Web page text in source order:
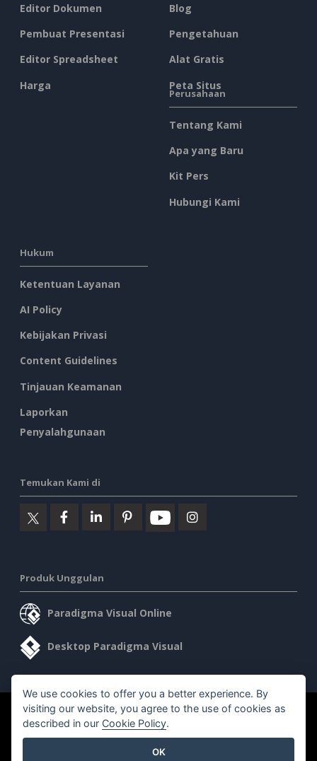
Editor Dokumen
Pembuat Presentasi
Editor Spreadsheet
Harga
Blog
Pengetahuan
Alat Gratis
Peta Situs
Perusahaan
Tentang Kami
Apa yang Baru
Kit Pers
Hubungi Kami
Hukum
Ketentuan Layanan
AI Policy
Kebijakan Privasi
Content Guidelines
Tinjauan Keamanan
Laporkan
Penyalahgunaan
Temukan Kami di
Produk Unggulan
Paradigma Visual Online
Desktop Paradigma Visual
©2026 by Visual Paradigm. Semua hak cipta dilindungi undang-
undang.
We use cookies to offer you a better experience. By
visiting our website, you agree to the use of cookies as
described in our Cookie Policy.
OK